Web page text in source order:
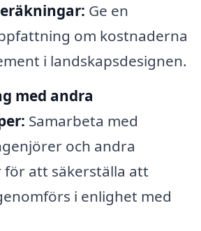
Ge en
om kostnaderna
i landskapsdesignen.
med andra
Samarbeta med
och andra
för att säkerställa att
i enlighet med